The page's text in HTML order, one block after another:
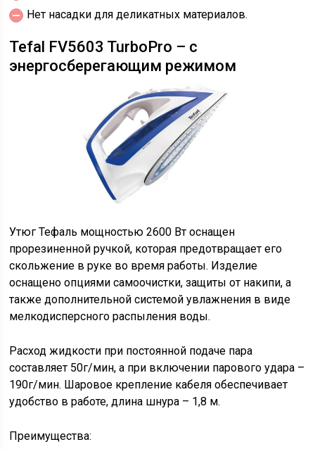
Нет насадки для деликатных материалов.
Tefal FV5603 TurboPro – с
энергосберегающим режимом
Утюг Тефаль мощностью 2600 Вт оснащен
прорезиненной ручкой, которая предотвращает его
скольжение в руке во время работы. Изделие
оснащено опциями самоочистки, защиты от накипи, а
также дополнительной системой увлажнения в виде
мелкодисперсного распыления воды.
Расход жидкости при постоянной подаче пара
составляет 50г/мин, а при включении парового удара –
190г/мин. Шаровое крепление кабеля обеспечивает
удобство в работе, длина шнура – 1,8 м.
Преимущества: